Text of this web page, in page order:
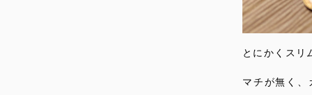
とにかくスリ
マチが無く